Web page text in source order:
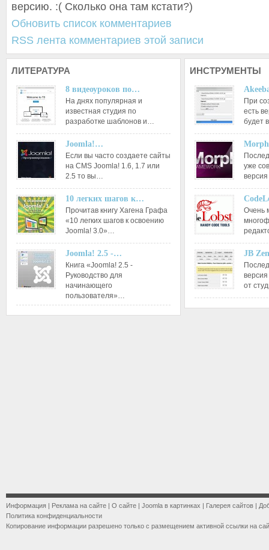
версию. :( Сколько она там кстати?)
Обновить список комментариев
RSS лента комментариев этой записи
ЛИТЕРАТУРА
8 видеоуроков по…
На днях популярная и
известная студия по
разработке шаблонов и…
Joomla!…
Если вы часто создаете сайты
на CMS Joomla! 1.6, 1.7 или
2.5 то вы…
10 легких шагов к…
Прочитав книгу Хагена Графа
«10 легких шагов к освоению
Joomla! 3.0»…
Joomla! 2.5 -…
Книга «Joomla! 2.5 -
Руководство для
начинающего
пользователя»…
ИНСТРУМЕНТЫ
При
есть
будет
уже
Очень
JB
от
Информация | Реклама на сайте | О сайте | Joomla в картинках | Галерея сайтов |
Политика конфиденциальности
Копирование информации разрешено только с размещением активной ссылки на